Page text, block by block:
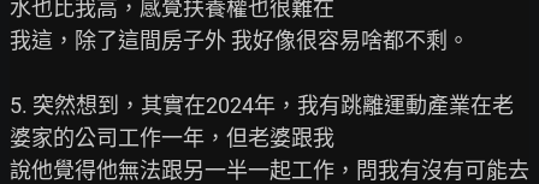
水也比我高，感覺扶養權也很難在
我這，除了這間房子外 我好像很容易啥都不剩。
5. 突然想到，其實在2024年，我有跳離運動產業在老
婆家的公司工作一年，但老婆跟我
說他覺得他無法跟另一半一起工作，問我有沒有可能去